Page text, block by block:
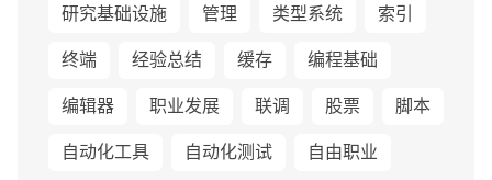
研究基础设施
管理 类型系统
索引
终端
经验总结 缓存
编程基础
编辑器
职业发展 联调 股票
脚本
自动化工具
自动化测试 自由职业